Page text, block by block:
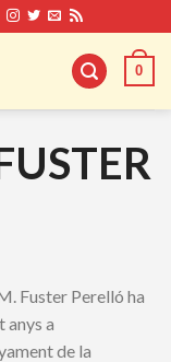
0
Fuster Perelló ha
anys a
de la